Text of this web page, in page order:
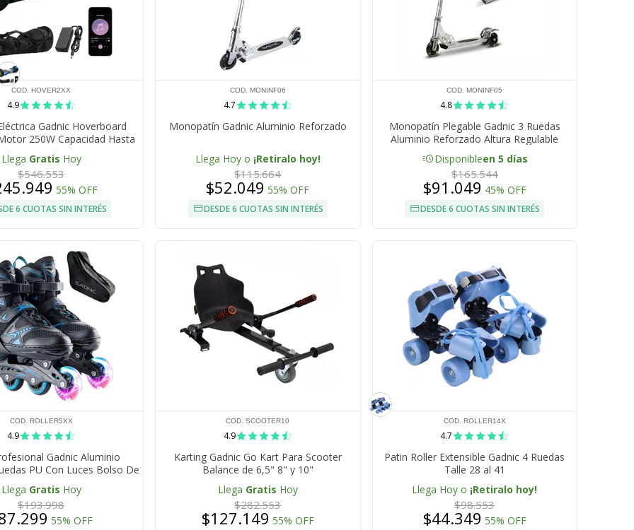
COD. HOVER2XX
4.9
Gadnic Hoverboard
250W Capacidad Hasta
100kg
Llega Gratis Hoy
$546.553
55% OFF
6 CUOTAS SIN INTERÉS
COD. MONINF06
4.7
Monopatín Gadnic Aluminio Reforzado
Llega Hoy o ¡Retiralo hoy!
$115.664
$52.049 55% OFF
DESDE 6 CUOTAS SIN INTERÉS
COD. MONINF05
4.8
Monopatín Plegable Gadnic 3 Ruedas
Aluminio Reforzado Altura Regulable
acuteDisponibleen 5 días
$165.544
$91.049 45% OFF
DESDE 6 CUOTAS SIN INTERÉS
COD. ROLLER5XX
4.9
Gadnic Aluminio
PU Con Luces Bolso De
Transporte
Llega Gratis Hoy
$193.998
55% OFF
COD. SCOOTER10
4.9
Karting Gadnic Go Kart Para Scooter
Balance de 6,5" 8" y 10"
Llega Gratis Hoy
$282.553
$127.149 55% OFF
COD. ROLLER14X
4.7
Patin Roller Extensible Gadnic 4 Ruedas
Talle 28 al 41
Llega Hoy o ¡Retiralo hoy!
$98.553
$44.349 55% OFF